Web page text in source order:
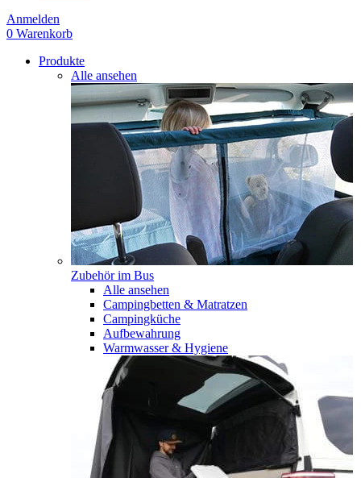
Anmelden
0 Warenkorb
Produkte
Alle ansehen
Zubehör im Bus
Alle ansehen
Campingbetten & Matratzen
Campingküche
Aufbewahrung
Warmwasser & Hygiene